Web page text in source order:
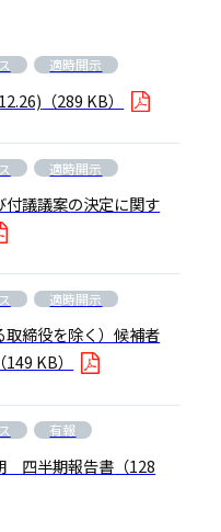
適時開示
（289 KB）
適時開示
議議案の決定に関す
適時開示
締役を除く）候補者
（149 KB）
有報
四半期報告書 （128